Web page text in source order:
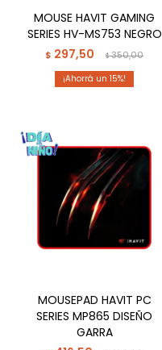
MOUSE HAVIT GAMING
SERIES HV-MS753 NEGRO
$ 297,50 $350,00
15
MOUSEPAD HAVIT PC
SERIES MP865 DISEÑO
GARRA